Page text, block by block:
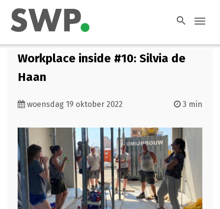
search
Workplace inside #10: Silvia de
Haan
woensdag 19 oktober 2022 3 min